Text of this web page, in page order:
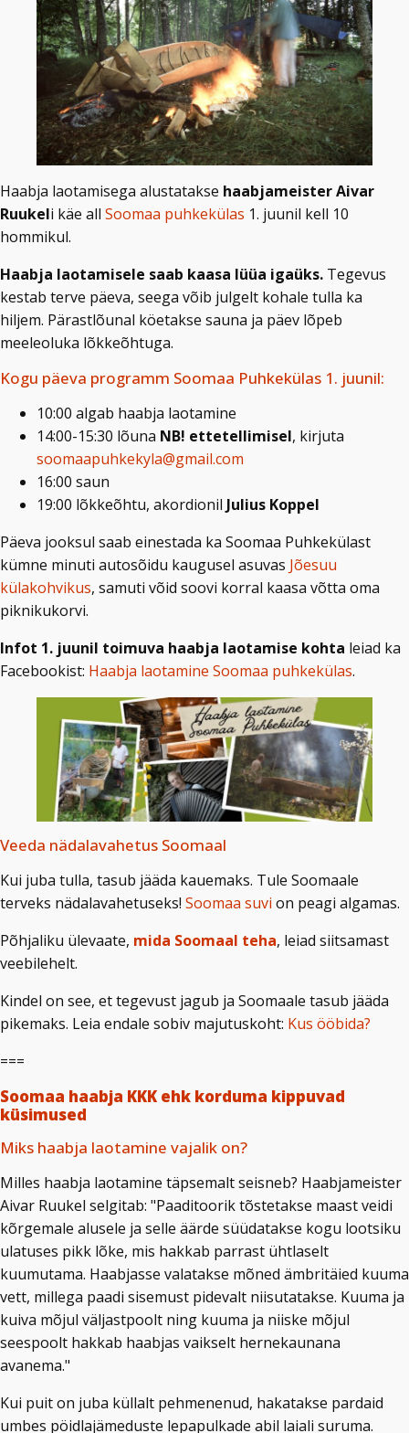
Haabja laotamisega alustatakse haabjameister Aivar
Ruukeli käe all Soomaa puhkekülas 1. juunil kell 10
hommikul.
Haabja laotamisele saab kaasa lüüa igaüks. Tegevus
kestab terve päeva, seega võib julgelt kohale tulla ka
hiljem. Pärastlõunal köetakse sauna ja päev lõpeb
meeleoluka lõkkeõhtuga.
Kogu päeva programm Soomaa Puhkekülas 1. juunil:
10:00 algab haabja laotamine
14:00-15:30 lõuna NB! ettetellimisel, kirjuta
soomaapuhkekyla@gmail.com
16:00 saun
19:00 lõkkeõhtu, akordionil Julius Koppel
Päeva jooksul saab einestada ka Soomaa Puhkekülast
kümne minuti autosõidu kaugusel asuvas Jõesuu
külakohvikus, samuti võid soovi korral kaasa võtta oma
piknikukorvi.
Infot 1. juunil toimuva haabja laotamise kohta leiad ka
Facebookist: Haabja laotamine Soomaa puhkekülas.
Veeda nädalavahetus Soomaal
Kui juba tulla, tasub jääda kauemaks. Tule Soomaale
terveks nädalavahetuseks! Soomaa suvi on peagi algamas.
Põhjaliku ülevaate, mida Soomaal teha, leiad siitsamast
veebilehelt.
Kindel on see, et tegevust jagub ja Soomaale tasub jääda
pikemaks. Leia endale sobiv majutuskoht: Kus ööbida?
===
Soomaa haabja KKK ehk korduma kippuvad
küsimused
Miks haabja laotamine vajalik on?
Milles haabja laotamine täpsemalt seisneb? Haabjameister
Aivar Ruukel selgitab: "Paaditoorik tõstetakse maast veidi
kõrgemale alusele ja selle äärde süüdatakse kogu lootsiku
ulatuses pikk lõke, mis hakkab parrast ühtlaselt
kuumutama. Haabjasse valatakse mõned ämbritäied kuuma
vett, millega paadi sisemust pidevalt niisutatakse. Kuuma ja
kuiva mõjul väljastpoolt ning kuuma ja niiske mõjul
seespoolt hakkab haabjas vaikselt hernekaunana
avanema."
Kui puit on juba küllalt pehmenenud, hakatakse pardaid
umbes pöidlajämeduste lepapulkade abil laiali suruma.